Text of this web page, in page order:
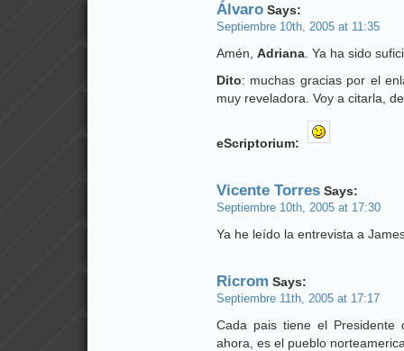
Álvaro Says:
Septiembre 10th, 2005 at 11:35
Amén, Adriana . Ya ha sido
Dito: muchas gracias por el
muy reveladora. Voy a citarla,
eScriptorium:
Vicente Torres Says:
Septiembre 10th, 2005 at 17:30
Ya he leído la entrevista a
Ricrom Says:
Septiembre 11th, 2005 at 17:17
Cada pais tiene el Presidente
ahora, es el pueblo